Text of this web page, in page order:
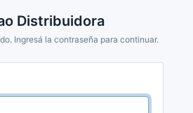
Distribuidora
Ingresá la contraseña para continuar.